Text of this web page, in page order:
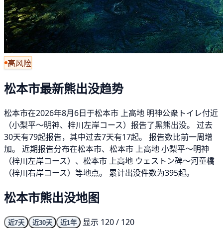
高风险
松本市最新熊出没趋势
松本市在2026年8月6日于松本市 上高地 明神公衆トイレ付近
（小梨平～明神、梓川左岸コース）报告了黑熊出没。 过去
30天有79起报告，其中过去7天有17起。 报告数比前一周增
加。 近期报告分布在松本市、松本市 上高地 小梨平～明神
（梓川左岸コース）、松本市 上高地 ウェストン碑～河童橋
（梓川右岸コース）等地点。 累计出没件数为395起。
松本市熊出没地图
近7天 近30天 近1年
显示 120 / 120